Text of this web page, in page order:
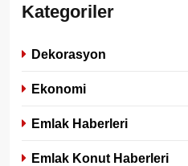
Kategoriler
Dekorasyon
Ekonomi
Emlak Haberleri
Emlak Konut Haberleri